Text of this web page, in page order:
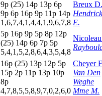
9p (25) 14p 13p 6p
9p 6p 16p 9p 11p 14p
1,6,7,4,1,4,4,1,9,6,7,8
Breux D.
E.
5p 16p 9p 5p 8p 12p
(25) 14p 6p 7p 5p
5,4,1,5,2,8,6,4,3,5,4,8
16p (25) 13p 12p 5p
15p 2p 11p 13p 10p
8p
4,7,8,5,5,8,9,7,0,2,6,0
Cheyer
Van Den
Weghe
Mme M.